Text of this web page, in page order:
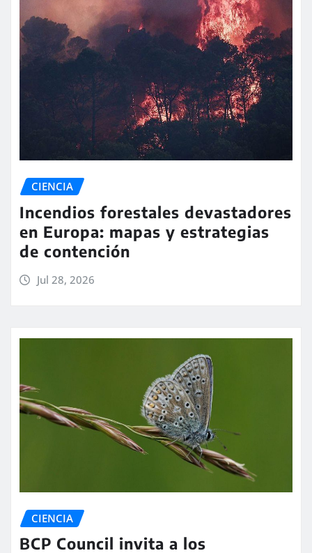
CIENCIA
Incendios forestales devastadores
en Europa: mapas y estrategias
de contención
Jul 28, 2026
CIENCIA
BCP Council invita a los